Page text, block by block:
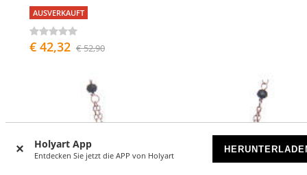
Holyart App
Entdecken Sie jetzt die APP von Holyart
AUSVERKAUFT
€ 42,32 € 52,90